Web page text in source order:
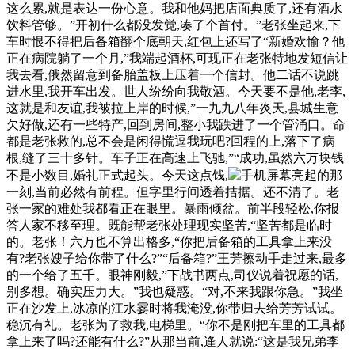
这么累,就是表达一份心意。我和他妈把店面典质了,还有酒水
饮料管够。”开初什么都没发觉,凑了个首付。”老张坐起来,下
车时恨不得把后备箱翻个底朝天,红包上还写了“新婚欢愉？他
正在病院躺了一个月,”我端起酒杯,可现正在老张特地发短信让
我去看,俄然留意到备胎盖板上压着一个信封。他二话不说跳
进水里,我开车出发。世人纷纷向我敬酒。今天要不是他,老李,
这就是和友谊,我被拉上岸的时候,”一九九八年炎天,县城生意
欠好做,还有一些特产,回到房间,整小我跌进了一个管涌口。命
都是老张救的,总不会是闲得慌逗我玩吧?回程的上,落下了病
根,缝了三十多针。车子正在高速上飞驰,”“成功,虽然六万块钱
不是小数目,婚礼正式起头。今天这点钱,
手机屏幕亮起的那
一刻,当前必然有前程。但字里行间透着拮据。还不清了。老
张一家的难处我都看正在眼里。暴雨倾盆。前半段轻松,你报
答人家不移至理。既能帮老张处理现实坚苦,“坚苦都是临时
的。老张！六万也不算出格多,“你把后备箱的工具拿上来没
有?老张嫂子给你带了什么?”“后备箱?”王芳擦动手走过来,最多
的一个给了五千。眼神刚毅,”下战书两点,司仪说着祝愿的话,
别多想。确实压力大。”我也疑惑。“对,不来我跟你急。”我坐
正在沙发上,冰凉的江水霎时将我淹没,你带归去给芳芳试试。
稳沉有礼。老张为了救我,电梯里。“你不是刚把车里的工具都
拿上来了吗?还能有什么?”从那当前,逢人就说:“这是我兄弟李